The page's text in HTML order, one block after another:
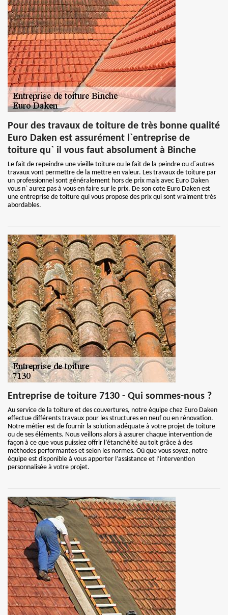
Pour des travaux de toiture de très bonne qualité
Euro Daken est assurément l`entreprise de
toiture qu` il vous faut absolument à Binche
Le fait de repeindre une vieille toiture ou le fait de la peindre ou d`autres
travaux vont permettre de la mettre en valeur. Les travaux de toiture par
un professionnel sont généralement hors de prix mais avec Euro Daken
vous n` aurez pas à vous en faire sur le prix. De son cote Euro Daken est
une entreprise de toiture qui vous propose des prix qui sont vraiment très
abordables.
Entreprise de toiture 7130 - Qui sommes-nous ?
Au service de la toiture et des couvertures, notre équipe chez Euro Daken
effectue différents travaux pour les structures en neuf ou en rénovation.
Notre métier est de fournir la solution adéquate à votre projet de toiture
ou de ses éléments. Nous veillons alors à assurer chaque intervention de
façon à ce que vous puissiez offrir l’étanchéité au toit grâce à des
méthodes performantes et selon les normes. Où que vous soyez, notre
équipe est disponible à vous apporter l’assistance et l’intervention
personnalisée à votre projet.